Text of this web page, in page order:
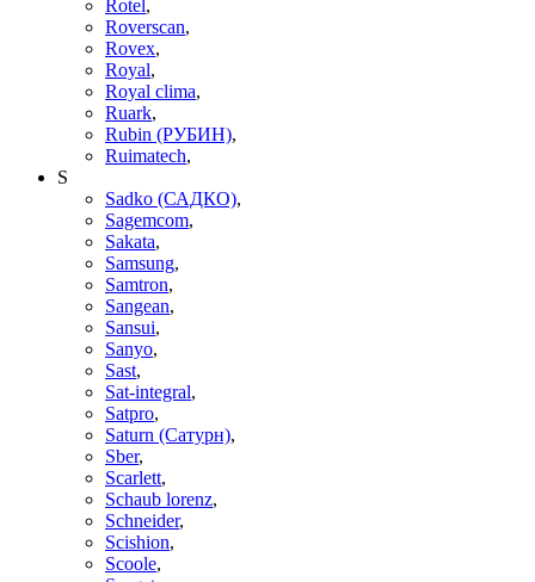
Rotel,
Roverscan,
Rovex,
Royal,
Royal clima,
Ruark,
Rubin (РУБИН),
Ruimatech,
S
Sadko (САДКО),
Sagemcom,
Sakata,
Samsung,
Samtron,
Sangean,
Sansui,
Sanyo,
Sast,
Sat-integral,
Satpro,
Saturn (Сатурн),
Sber,
Scarlett,
Schaub lorenz,
Schneider,
Scishion,
Scoole,